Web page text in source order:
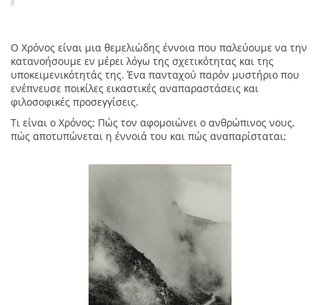
Ο Χρόνος είναι μια θεμελιώδης έννοια που παλεύουμε να την
κατανοήσουμε εν μέρει λόγω της σχετικότητας και της
υποκειμενικότητάς της. Ένα πανταχού παρόν μυστήριο που
ενέπνευσε ποικίλες εικαστικές αναπαραστάσεις και
φιλοσοφικές προσεγγίσεις.
Τι είναι ο Χρόνος; Πώς τον αφομοιώνει ο ανθρώπινος νους,
πώς αποτυπώνεται η έννοιά του και πώς αναπαρίσταται;